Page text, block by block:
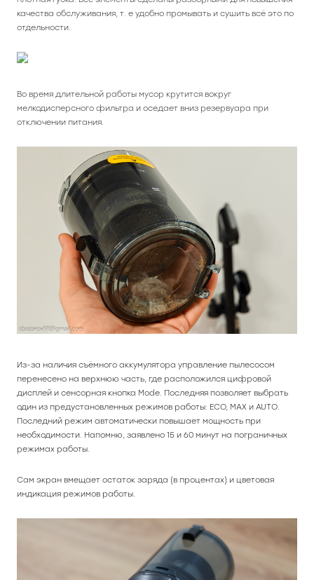
качества обслуживания, т. е удобно промывать и сушить всё это по
отдельности.
Во время длительной работы мусор крутится вокруг
мелкодисперсного фильтра и оседает вниз резервуара при
отключении питания.
Из-за наличия съёмного аккумулятора управление пылесосом
перенесено на верхнюю часть, где расположился цифровой
дисплей и сенсорная кнопка Mode. Последняя позволяет выбрать
один из предустановленных режимов работы: ECO, MAX и AUTO.
Последний режим автоматически повышает мощность при
необходимости. Напомню, заявлено 15 и 60 минут на пограничных
режимах работы.
Сам экран вмещает остаток заряда (в процентах) и цветовая
индикация режимов работы.